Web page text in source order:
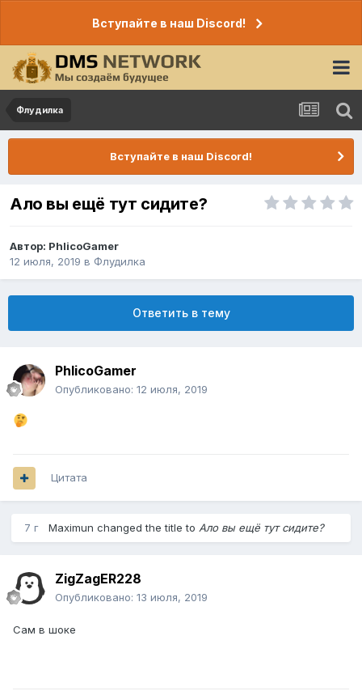
Вступайте в наш Discord!
Флудилка
Вступайте в наш Discord!
Ало вы ещё тут сидите?
Автор: PhlicoGamer
12 июля, 2019 в Флудилка
Ответить в тему
PhlicoGamer
Опубликовано: 12 июля, 2019
Цитата
7 г Maximun changed the title to Ало вы ещё тут сидите?
ZigZagER228
Опубликовано: 13 июля, 2019
Сам в шоке